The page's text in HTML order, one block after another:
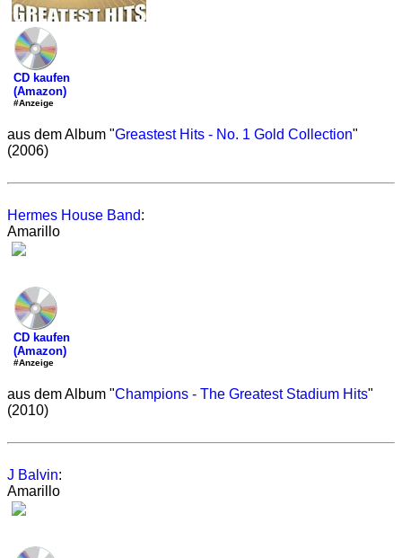
CD kaufen
(Amazon)
#Anzeige
aus dem Album "Greastest Hits - No. 1 Gold Collection"
(2006)
Hermes House Band:
Amarillo
CD kaufen
(Amazon)
#Anzeige
aus dem Album "Champions - The Greatest Stadium Hits"
(2010)
J Balvin:
Amarillo